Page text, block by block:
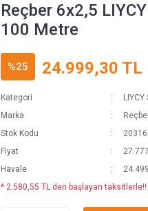
Reçber 6x2,5
100 Metre
%25 24.999,30 TL
Kategori
Marka
Stok Kodu
Fiyat
Havale
* 2.580,55 TL den başlayan taksitlerle!!